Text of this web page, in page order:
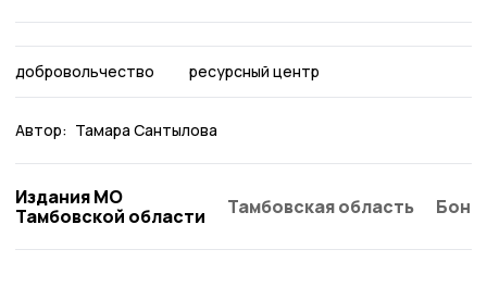
добровольчество ресурсный центр
Автор: Тамара Сантылова
Издания МО
Тамбовской области
Тамбовская область